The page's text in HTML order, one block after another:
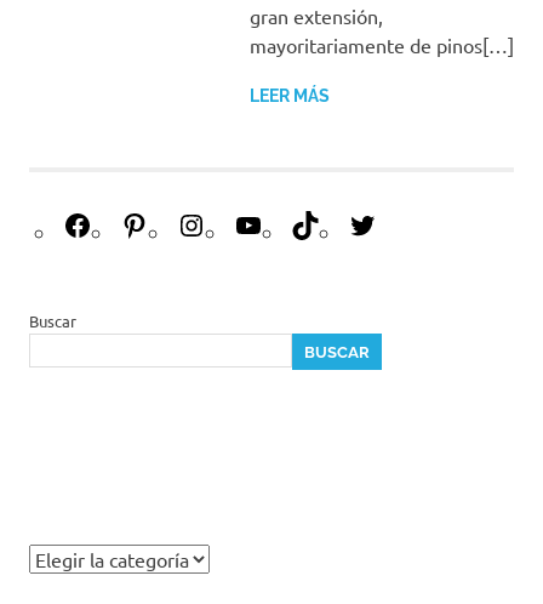
gran extensión,
mayoritariamente de pinos[…]
LEER MÁS
F
b
o
P
e
r
I
a
g
Y
u
b
T
o
k
t
e
Buscar
BUSCAR
C